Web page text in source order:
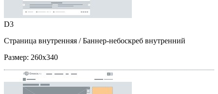
D3
Страница внутренняя / Баннер-небоскреб внутренний
Размер: 260x340